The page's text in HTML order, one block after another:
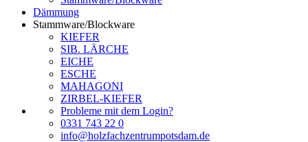
Dämmung
Stammware/Blockware
KIEFER
SIB. LÄRCHE
EICHE
ESCHE
MAHAGONI
ZIRBEL-KIEFER
Probleme mit dem Login?
0331 743 22 0
info@holzfachzentrumpotsdam.de